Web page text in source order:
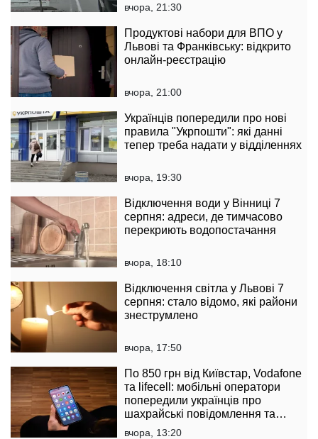
вчора, 21:30
Продуктові набори для ВПО у
Львові та Франківську: відкрито
онлайн-реєстрацію
вчора, 21:00
Українців попередили про нові
правила "Укрпошти": які данні
тепер треба надати у відділеннях
вчора, 19:30
Відключення води у Вінниці 7
серпня: адреси, де тимчасово
перекриють водопостачання
вчора, 18:10
Відключення світла у Львові 7
серпня: стало відомо, які райони
знеструмлено
вчора, 17:50
По 850 грн від Київстар, Vodafone
та lifecell: мобільні оператори
попередили українців про
шахрайські повідомлення та
розповіли як їх розпізнати
вчора, 13:20